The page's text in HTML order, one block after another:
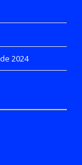
2024